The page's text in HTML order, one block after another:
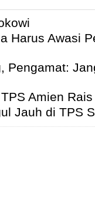
Harus Awasi
Pengamat:
Amien Rais
Jauh di TPS